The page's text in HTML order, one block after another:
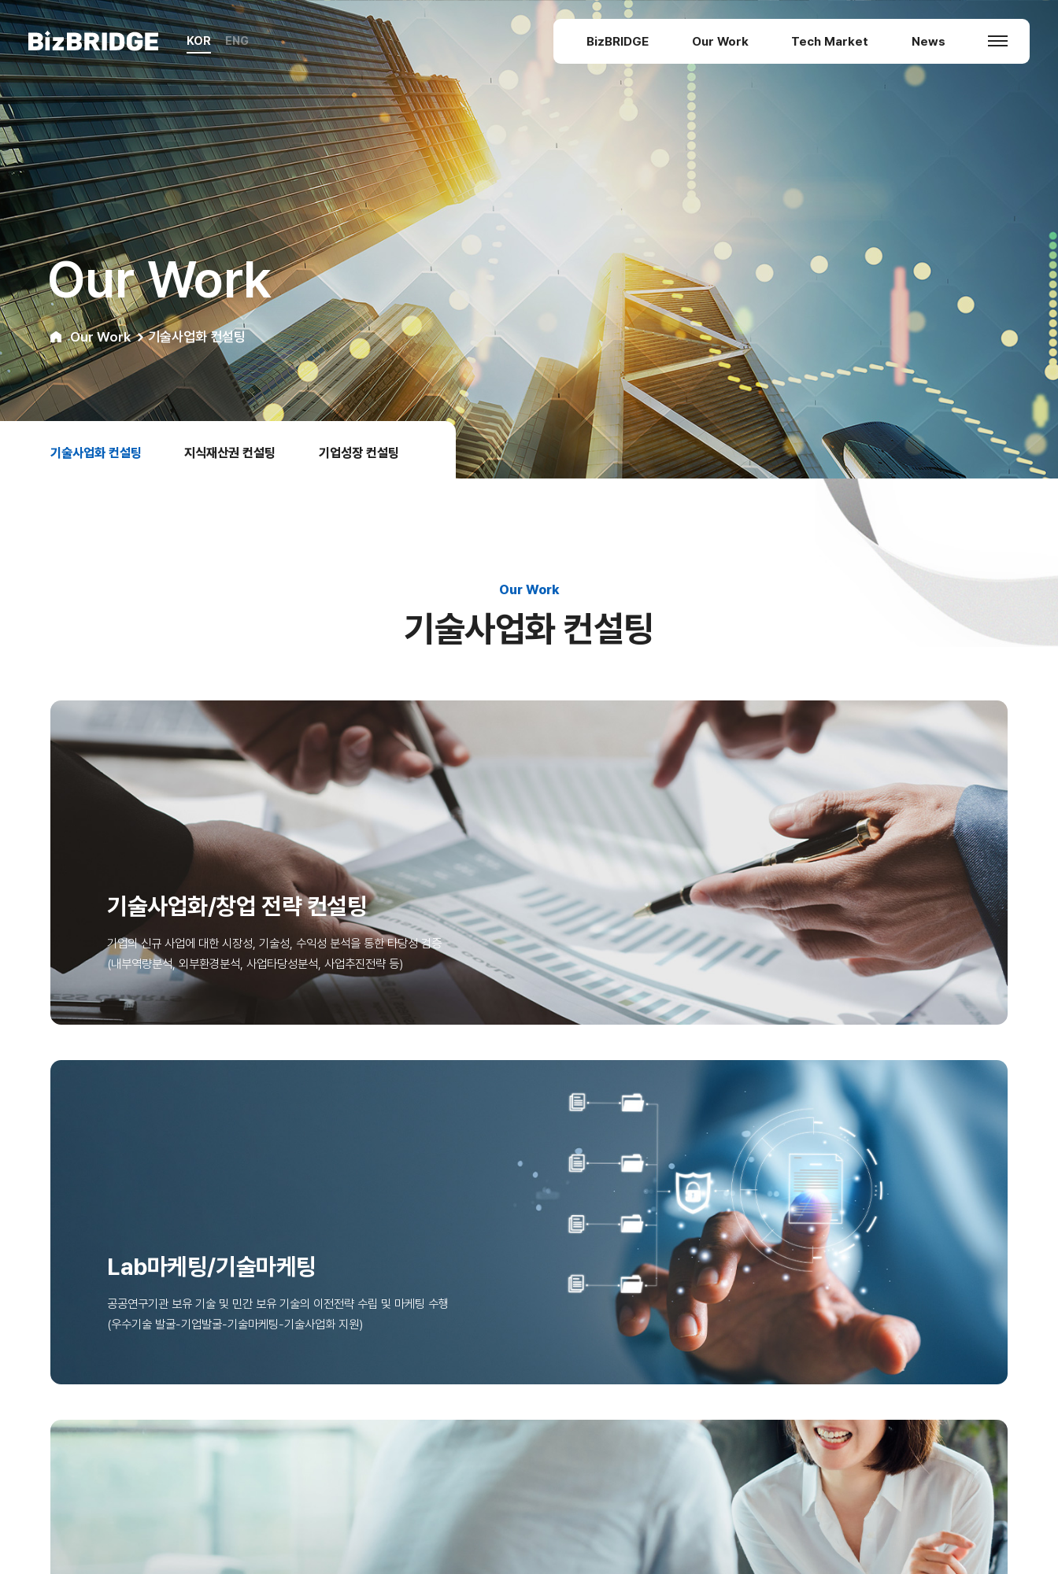
KOR ENG BizBRIDGE Our Work Tech Market News
Our Work
Our Work 기술사업화 컨설팅
기술사업화 컨설팅 지식재산권 컨설팅 기업성장 컨설팅
Our Work
기술사업화 컨설팅
기술사업화/창업 전략 컨설팅
기업의 신규 사업에 대한 시장성, 기술성, 수익성 분석을 통한 타당성 검증
(내부역량분석, 외부환경분석, 사업타당성분석, 사업추진전략 등)
Lab마케팅/기술마케팅
공공연구기관 보유 기술 및 민간 보유 기술의 이전전략 수립 및 마케팅 수행
(우수기술 발굴-기업발굴-기술마케팅-기술사업화 지원)